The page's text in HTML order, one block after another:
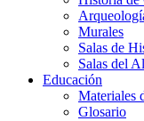
Murales
Salas de
Salas del
Educación
Materiales
Glosario